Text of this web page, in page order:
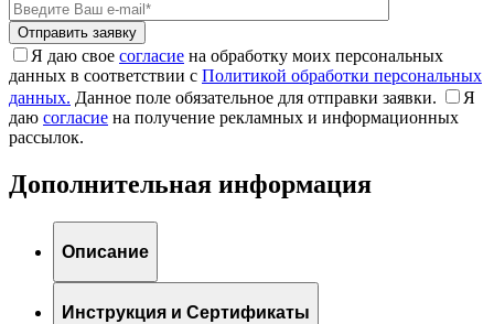
Я даю свое согласие на обработку моих персональных
данных в соответствии с Политикой обработки персональных
данных. Данное поле обязательное для отправки заявки.
Я
даю согласие на получение рекламных и информационных
рассылок.
Дополнительная информация
Описание
Инструкция и Сертификаты